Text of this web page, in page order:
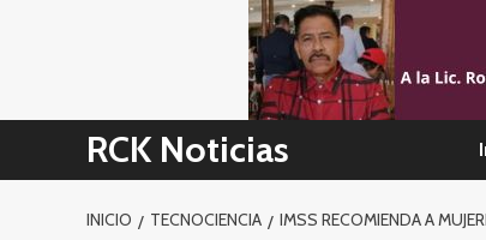
RCK Noticias
INICIO TECNOCIENCIA IMSS RECOMIENDA A